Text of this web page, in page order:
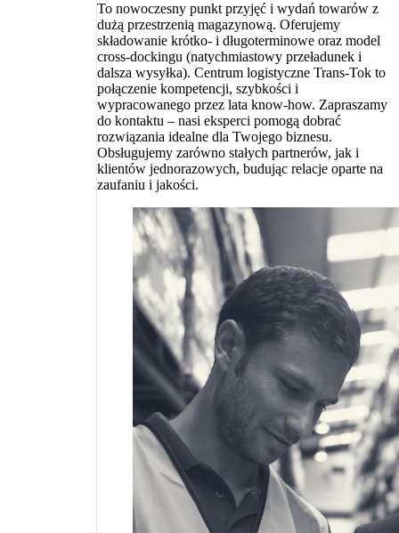
To nowoczesny punkt przyjęć i wydań towarów z
dużą przestrzenią magazynową. Oferujemy
składowanie krótko- i długoterminowe oraz model
cross-dockingu (natychmiastowy przeładunek i
dalsza wysyłka). Centrum logistyczne Trans-Tok to
połączenie kompetencji, szybkości i
wypracowanego przez lata know-how. Zapraszamy
do kontaktu – nasi eksperci pomogą dobrać
rozwiązania idealne dla Twojego biznesu.
Obsługujemy zarówno stałych partnerów, jak i
klientów jednorazowych, budując relacje oparte na
zaufaniu i jakości.